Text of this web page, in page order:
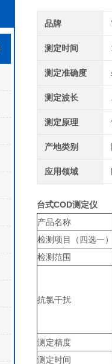
品牌
测定时间
测定准确度
测定波长
测定原理
产地类别
应用领域
台式COD测定仪
产品名称
检测项目（四选一）
检测范围
抗氯干扰
测定精度
测定时间